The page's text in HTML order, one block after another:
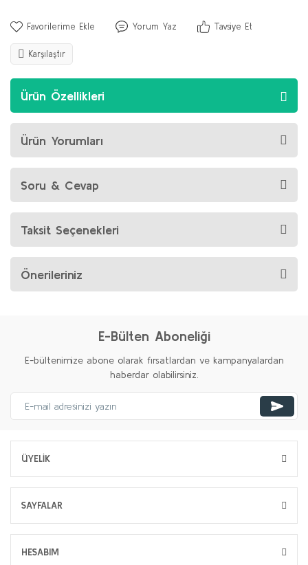
Yorum Yaz Tavsiye Et
Karşılaştır
Ürün Özellikleri
Ürün Yorumları
Soru & Cevap
Taksit Seçenekleri
Önerileriniz
E-Bülten Aboneliği
E-bültenimize abone olarak fırsatlardan ve kampanyalardan
haberdar olabilirsiniz.
ÜYELİK
SAYFALAR
HESABIM